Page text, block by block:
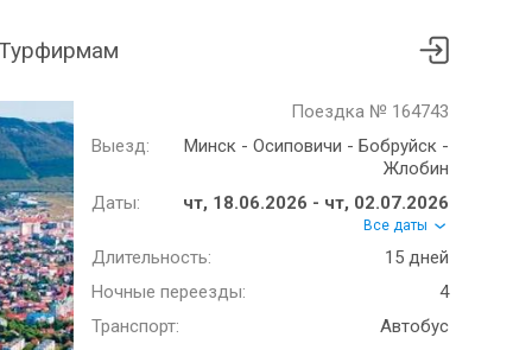
Поездка № 164743
Выезд:
Минск - Осиповичи - Бобруйск -
Жлобин
Даты:
чт, 18.06.2026 - чт, 02.07.2026
Все даты
Длительность:
15 дней
Ночные переезды:
4
Транспорт:
Автобус